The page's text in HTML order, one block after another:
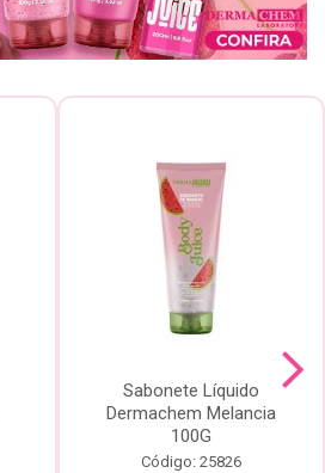
Sabonete Líquido
Dermachem Melancia
100G
Código: 25826